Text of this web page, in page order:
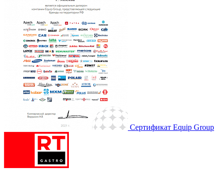
Сертификат Equip Group